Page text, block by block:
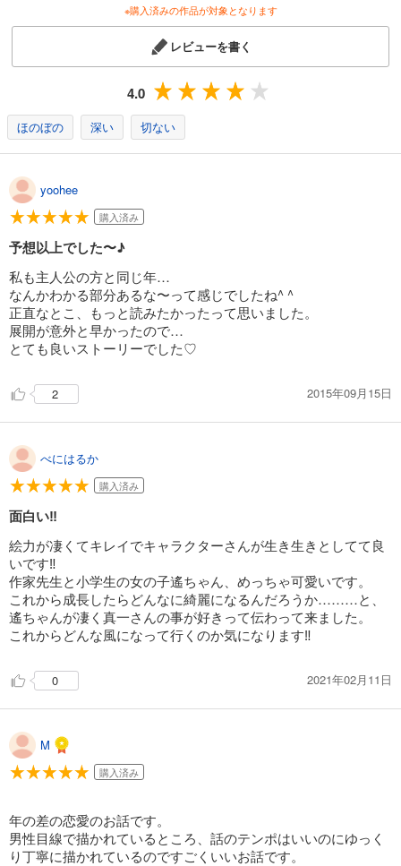
※購入済みの作品が対象となります
レビューを書く
4.0
ほのぼの 深い 切ない
yoohee
購入済み
予想以上でした〜♪
私も主人公の方と同じ年…
なんかわかる部分あるな〜って感じでしたね^ ^
正直なとこ、もっと読みたかったって思いました。
展開が意外と早かったので…
とても良いストーリーでした♡
2 2015年09月15日
べにはるか
購入済み
面白い‼️
絵力が凄くてキレイでキャラクターさんが生き生きとしてて良
いです‼️
作家先生と小学生の女の子遙ちゃん、めっちゃ可愛いです。
これから成長したらどんなに綺麗になるんだろうか………と、
遙ちゃんが凄く真一さんの事が好きって伝わって来ました。
これからどんな風になって行くのか気になります‼️
0 2021年02月11日
M
購入済み
年の差の恋愛のお話です。
男性目線で描かれているところ、話のテンポはいいのにゆっく
り丁寧に描かれているのですごくいいお話です。